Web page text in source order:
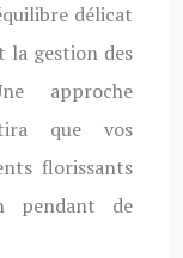
délicat
gestion des
approche
que vos
florissants
pendant de